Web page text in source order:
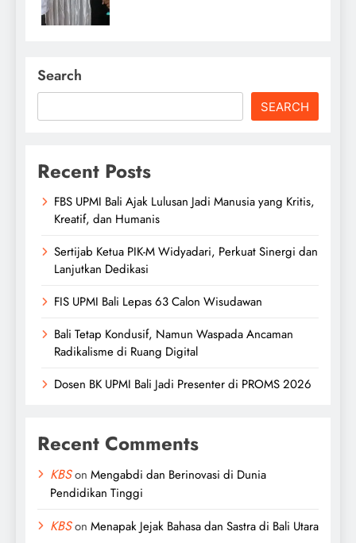
Search
SEARCH
Recent Posts
FBS UPMI Bali Ajak Lulusan Jadi Manusia yang Kritis,
Kreatif, dan Humanis
Sertijab Ketua PIK-M Widyadari, Perkuat Sinergi dan
Lanjutkan Dedikasi
FIS UPMI Bali Lepas 63 Calon Wisudawan
Bali Tetap Kondusif, Namun Waspada Ancaman
Radikalisme di Ruang Digital
Dosen BK UPMI Bali Jadi Presenter di PROMS 2026
Recent Comments
KBSon Mengabdi dan Berinovasi di Dunia
Pendidikan Tinggi
KBSon Menapak Jejak Bahasa dan Sastra di Bali Utara